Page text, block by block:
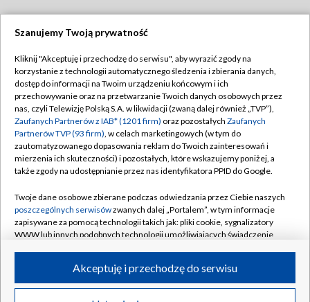
TVP
Abonament TVP
Emisja w TVP
Centrum informacji TVP
Naziemna Telewizja Cyfrowa
Rada Programowa
System NOS
Informacje o nadawcy
Program dla prasy
Regulamin TVP
Polityka prywatności
Moje zgody
Pomoc
Kontakt
Kanały
©2026 Telewizja Polska S.A. w likwidacji
Szanujemy Twoją prywatność
Kliknij "Akceptuję i przechodzę do serwisu", aby wyrazić zgody na
korzystanie z technologii automatycznego śledzenia i zbierania danych,
dostęp do informacji na Twoim urządzeniu końcowym i ich
przechowywanie oraz na przetwarzanie Twoich danych osobowych przez
nas, czyli Telewizję Polską S.A. w likwidacji (zwaną dalej również „TVP”),
Zaufanych Partnerów z IAB* (1201 firm) oraz pozostałych Zaufanych
Partnerów TVP (93 firm), w celach marketingowych (w tym do
zautomatyzowanego dopasowania reklam do Twoich zainteresowań i
mierzenia ich skuteczności) i pozostałych, które wskazujemy poniżej, a
także zgody na udostępnianie przez nas identyfikatora PPID do Google.
Twoje dane osobowe zbierane podczas odwiedzania przez Ciebie naszych
poszczególnych serwisówzwanych dalej „Portalem”, w tym informacje
zapisywane za pomocą technologii takich jak: pliki cookie, sygnalizatory
WWW lub innych podobnych technologii umożliwiających świadczenie
ruchu w Internecie.
Twoje dane osobowe zbierane podczas odwiedzania przez Ciebie
Akceptuję i przechodzę do serwisu